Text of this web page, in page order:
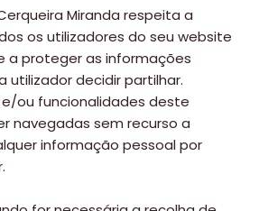
Miranda respeita a
os utilizadores do seu website
a proteger as informações
utilizador decidir partilhar.
ou funcionalidades deste
navegadas sem recurso a
informação pessoal por